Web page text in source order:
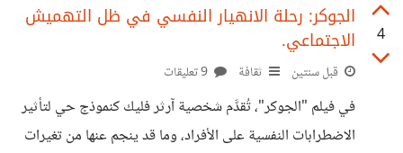
4
الجوكر: رحلة الانهيار النفسي في ظل التهميش
الاجتماعي.
قبل سنتين ثقافة
في فيلم "الجوكر"، تُقدَّم شخصية آرثر فليك كنموذج حي لتأثير
الاضطرابات النفسية على الأفراد، وما قد ينجم عنها من تغيرات